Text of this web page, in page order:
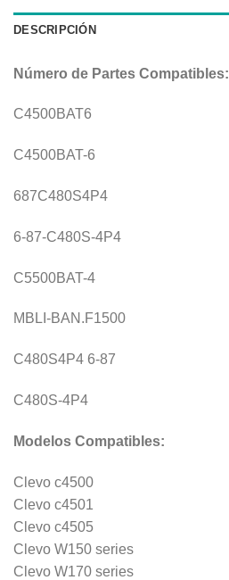
DESCRIPCIÓN
Número de Partes Compatibles:
C4500BAT6
C4500BAT-6
687C480S4P4
6-87-C480S-4P4
C5500BAT-4
MBLI-BAN.F1500
C480S4P4 6-87
C480S-4P4
Modelos Compatibles:
Clevo c4500
Clevo c4501
Clevo c4505
Clevo W150 series
Clevo W170 series